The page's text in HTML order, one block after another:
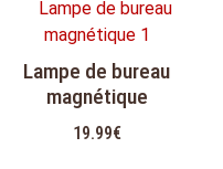
Lampe de bureau
magnétique
19.99€